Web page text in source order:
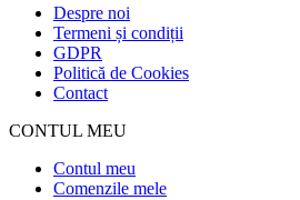
Despre noi
Termeni și condiții
GDPR
Politică de Cookies
Contact
CONTUL MEU
Contul meu
Comenzile mele